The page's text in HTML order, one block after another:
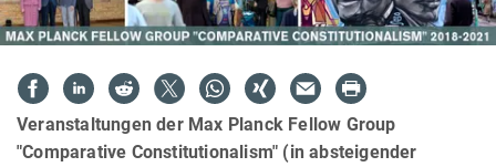
Veranstaltungen der Max Planck Fellow Group
"Comparative Constitutionalism" (in absteigender